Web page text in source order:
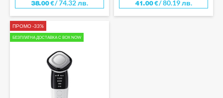
38.00€/ 74.32 лв. 41.00€/ 80.19 лв.
ПРОМО -33%
БЕЗПЛАТНА ДОСТАВКА С BOX NOW